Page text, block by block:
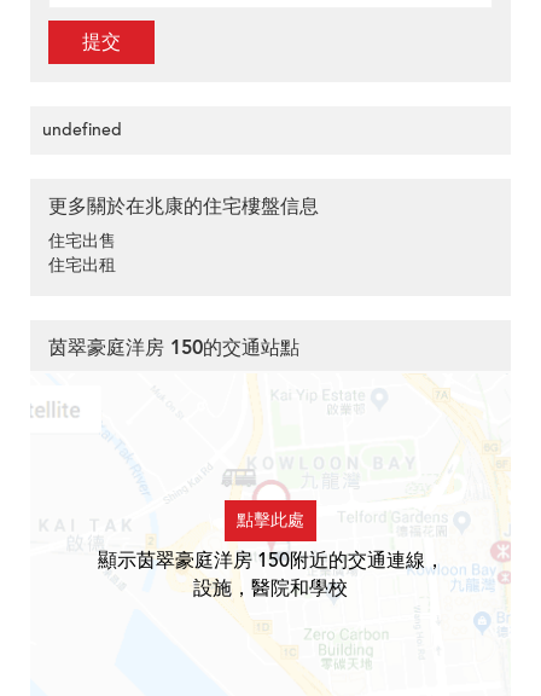
提交
undefined
更多關於在兆康的住宅樓盤信息
住宅出售
住宅出租
茵翠豪庭洋房 150的交通站點
點擊此處
顯示茵翠豪庭洋房 150附近的交通連線，
設施，醫院和學校